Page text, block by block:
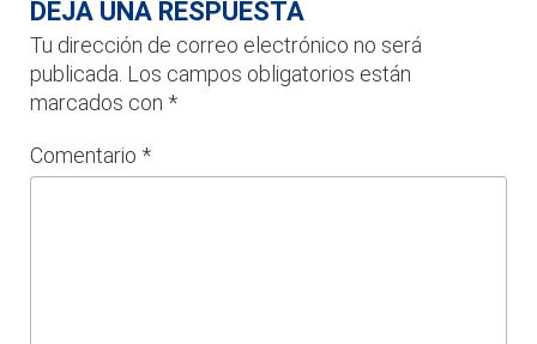
DEJA UNA RESPUESTA
Tu dirección de correo electrónico no será
publicada. Los campos obligatorios están
marcados con *
Comentario *